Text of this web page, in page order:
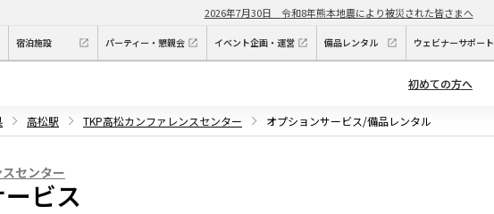
2026年7月30日 令和8年熊本地震により被災された皆さまへ
宿泊施設 パーティー・懇親会 イベント企画・運営 備品レンタル ウェビナーサポート
初めての方へ
高松駅 TKP高松カンファレンスセンター オプションサービス/備品レンタル
センター
ビス